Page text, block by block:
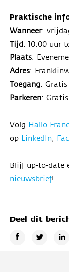
Praktische
Wanneer:
Tijd: 10:00 uur
Plaats:
Adres:
Toegang: Gratis
Parkeren:
Volg Hallo
op LinkedIn,
Blijf up-to-date
nieuwsbrief!
Deel dit